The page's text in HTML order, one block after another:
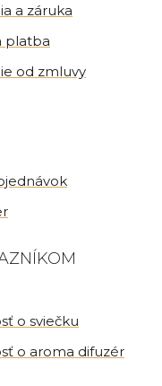
a záruka
platba
od zmluvy
o sviečku
o aroma difuzér